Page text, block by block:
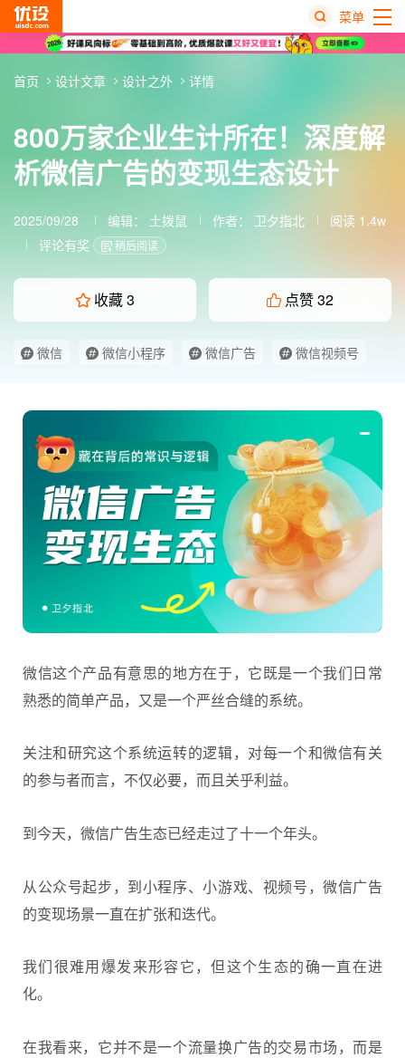
菜单
800万家企业生计所在！深度解
析微信广告的变现生态设计
2025/09/28 编辑： 土拨鼠 作者： 卫夕指北
阅读 1.4w
评论有奖
稍后阅读
收藏3 点赞32
微信 微信小程序 微信广告 微信视频号
首页 设计文章 设计之外 详情
微信这个产品有意思的地方在于，它既是一个我们日常
熟悉的简单产品，又是一个严丝合缝的系统。
关注和研究这个系统运转的逻辑，对每一个和微信有关
的参与者而言，不仅必要，而且关乎利益。
到今天， 微信广告生态已经走过了十一个年头。
从公众号起步，到小程序、小游戏、视频号，微信广告
的变现场景一直在扩张和迭代。
我们很难用爆发来形容它，但这个生态的确一直在进
化。
在我看来，它并不是一个流量换广告的交易市场，而是